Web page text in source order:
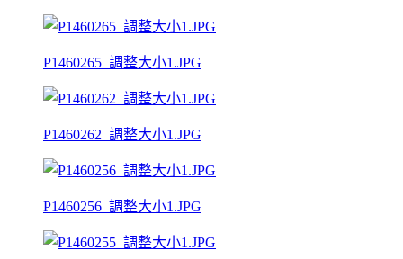
P1460265_調整大小1.JPG
P1460262_調整大小1.JPG
P1460256_調整大小1.JPG